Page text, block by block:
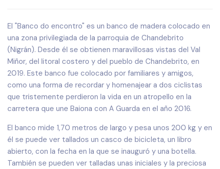
El "Banco do encontro" es un banco de madera colocado en
una zona privilegiada de la parroquia de Chandebrito
(Nigrán). Desde él se obtienen maravillosas vistas del Val
Miñor, del litoral costero y del pueblo de Chandebrito, en
2019. Este banco fue colocado por familiares y amigos,
como una forma de recordar y homenajear a dos ciclistas
que tristemente perdieron la vida en un atropello en la
carretera que une Baiona con A Guarda en el año 2016.
El banco mide 1,70 metros de largo y pesa unos 200 kg y en
él se puede ver tallados un casco de bicicleta, un libro
abierto, con la fecha en la que se inauguró y una botella.
También se pueden ver talladas unas iniciales y la preciosa